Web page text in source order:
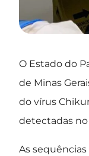
O Estado do
de Minas
do vírus
detectadas no
As